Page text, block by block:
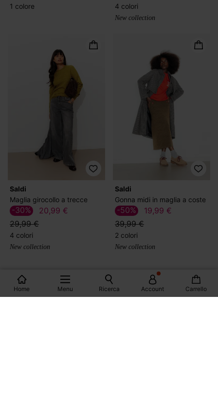
Home Menu Ricerca Account Carrello
1 colore 4 colori
New collection
Saldi
Maglia girocollo a trecce
20,99 €
29,99 €
-30%
4 colori
New collection
Saldi
Gonna midi in maglia a coste
19,99 €
39,99 €
-50%
2 colori
New collection
Prodotti visualizzati: 34 / 34